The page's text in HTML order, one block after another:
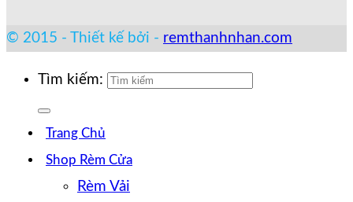
© 2015 - Thiết kế bởi - remthanhnhan.com
Tìm kiếm:
Trang Chủ
Shop Rèm Cửa
Rèm Vải